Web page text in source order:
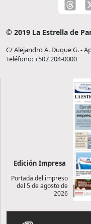
© 2019 La Estrella de
C/ Alejandro A. Duque G. -
Teléfono: +507 204-0000
Edición Impresa
Portada del impreso
del 5 de agosto de
2026